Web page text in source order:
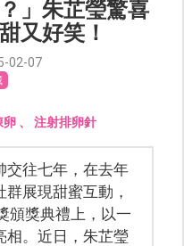
」朱芷瑩驚喜
又好笑！
02-07
卵 、注射排卵針
交往七年，在去年
展現甜蜜互動，
頒獎典禮上，以一
相。近日，朱芷瑩